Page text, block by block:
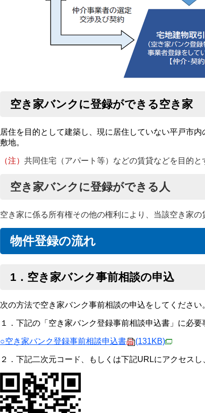
空き家バンクに登録ができる空き家
居住を目的として建築し、現に居住していない平戸市
敷地。
（注） 共同住宅（アパート等）などの賃貸などを目的と
空き家バンクに登録ができる人
空き家に係る所有権その他の権利により、当該空き家
物件登録の流れ
1．空き家バンク事前相談の申込
次の方法で空き家バンク事前相談の申込をしてください
１．下記の「空き家バンク登録事前相談申込書」に必
○空き家バンク登録事前相談申込書 (131KB)
２．下記二次元コード、もしくは下記URLにアクセスし